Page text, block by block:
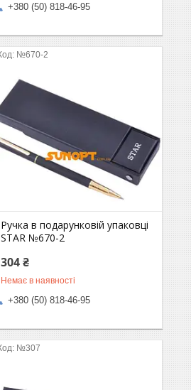
+380 (50) 818-46-95
№670-2
Ручка в подарунковій упаковці
STAR №670-2
304 ₴
Немає в наявності
+380 (50) 818-46-95
№307